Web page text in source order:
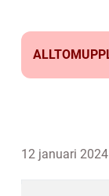
12 januari 2024